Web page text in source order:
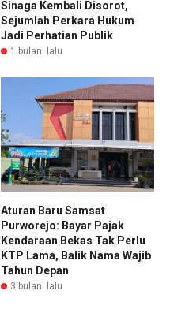
Sinaga Kembali Disorot,
Sejumlah Perkara Hukum
Jadi Perhatian Publik
1 bulan lalu
Aturan Baru Samsat
Purworejo: Bayar Pajak
Kendaraan Bekas Tak Perlu
KTP Lama, Balik Nama Wajib
Tahun Depan
3 bulan lalu